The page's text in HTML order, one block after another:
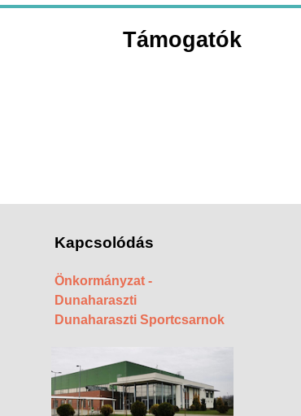
Támogatók
Kapcsolódás
Önkormányzat -
Dunaharaszti
Dunaharaszti Sportcsarnok